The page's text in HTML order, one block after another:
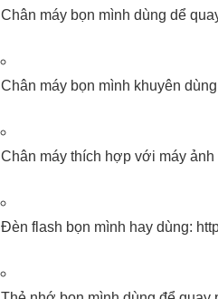
Chân máy bọn mình dùng dể
Chân máy bọn mình khuyên
Chân máy thích hợp với máy ảnh
Đèn flash bọn mình hay dùng: